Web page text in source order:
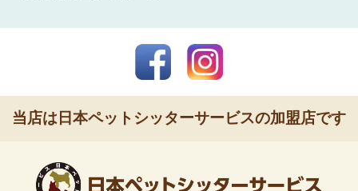
当店は日本ペットシッターサービスの加盟店です